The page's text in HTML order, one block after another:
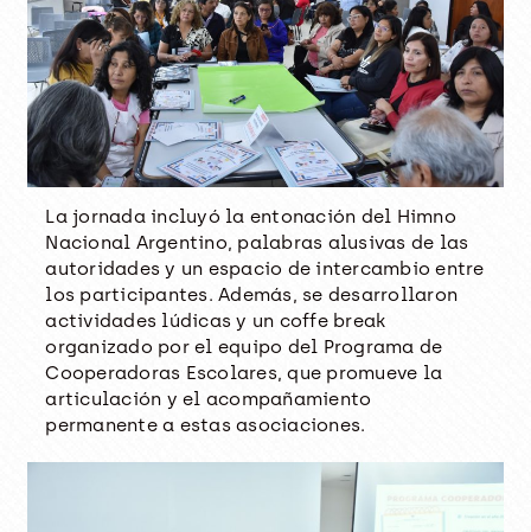
La jornada incluyó la entonación del Himno
Nacional Argentino, palabras alusivas de las
autoridades y un espacio de intercambio entre
los participantes. Además, se desarrollaron
actividades lúdicas y un coffe break
organizado por el equipo del Programa de
Cooperadoras Escolares, que promueve la
articulación y el acompañamiento
permanente a estas asociaciones.